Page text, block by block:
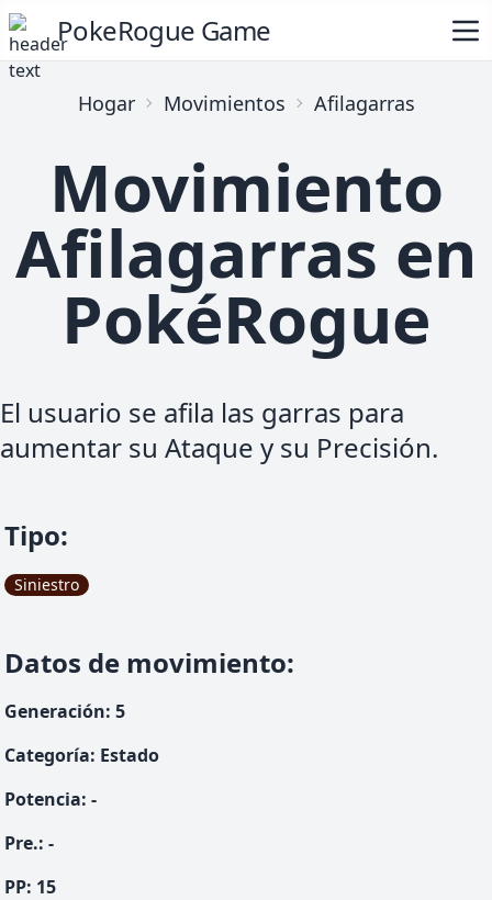
PokeRogue Game
Hogar Movimientos Afilagarras
Movimiento
Afilagarras en
PokéRogue
El usuario se afila las garras para
aumentar su Ataque y su Precisión.
Tipo:
Siniestro
Datos de movimiento:
Generación: 5
Categoría: Estado
Potencia: -
Pre.: -
PP: 15